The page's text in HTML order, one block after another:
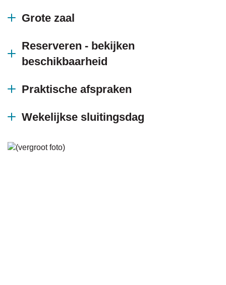
Grote zaal
Reserveren - bekijken
beschikbaarheid
Praktische afspraken
Wekelijkse sluitingsdag